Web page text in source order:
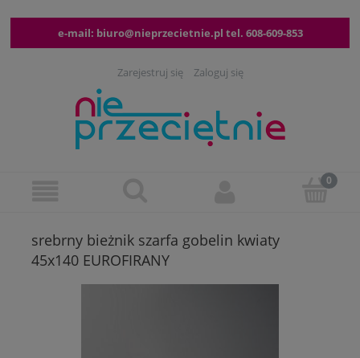
e-mail: biuro@nieprzecietnie.pl tel. 608-609-853
Zarejestruj się Zaloguj się
srebrny bieżnik szarfa gobelin kwiaty
45x140 EUROFIRANY